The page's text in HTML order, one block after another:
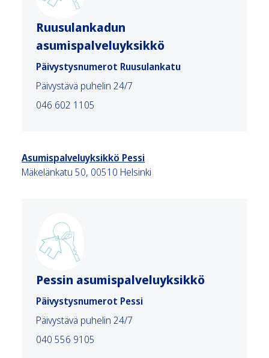
Ruusulankadun
asumispalveluyksikkö
Päivystysnumerot Ruusulankatu
Päivystävä puhelin 24/7
046 602 1105
Asumispalveluyksikkö Pessi
Mäkelänkatu 50, 00510 Helsinki
Pessin asumispalveluyksikkö
Päivystysnumerot Pessi
Päivystävä puhelin 24/7
040 556 9105